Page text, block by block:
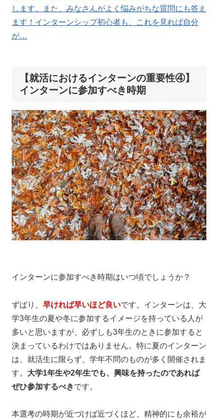
します。また、みなさんがよく悩みがちな質問にも答え
ます！インターンシップ初心者も、これを見れば自分
が…
【就活におけるインターンの重要性④】
インターンに参加すべき時期
インターンに参加すべき時期はいつ頃でしょうか？
ずばり、 早ければ早いほど良いです。インターンは、大
学3年生の夏や冬に参加するイメージを持っている人が
多いと思いますが、必ずしも3年生のときに参加すると
決まっているわけではありません。特に夏のインターン
は、就活生に限らず、学年不問のものが多く開催されま
す。 大学1年生や2年生でも、興味を持ったのであれば
ぜひ参加するべきです。
本選考の時期が近づけば近づくほど、精神的にも余裕が